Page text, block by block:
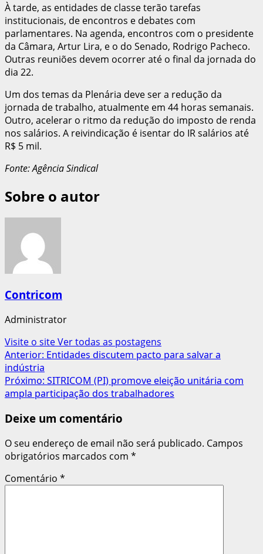
À tarde, as entidades de classe terão tarefas
institucionais, de encontros e debates com
parlamentares. Na agenda, encontros com o presidente
da Câmara, Artur Lira, e o do Senado, Rodrigo Pacheco.
Outras reuniões devem ocorrer até o final da jornada do
dia 22.
Um dos temas da Plenária deve ser a redução da
jornada de trabalho, atualmente em 44 horas semanais.
Outro, acelerar o ritmo da redução do imposto de renda
nos salários. A reivindicação é isentar do IR salários até
R$ 5 mil.
Fonte: Agência Sindical
Sobre o autor
Contricom
Administrator
Visite o siteVer todas as postagens
Navegação
de
artigos
Anterior: Entidades discutem pacto para salvar a
indústria
Próximo: SITRICOM (PI) promove eleição unitária com
ampla participação dos trabalhadores
Deixe um comentário
O seu endereço de email não será publicado. Campos
obrigatórios marcados com *
Comentário *